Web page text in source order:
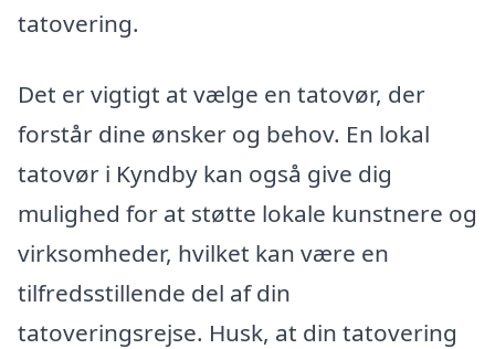
tatovering.
Det er vigtigt at vælge en tatovør, der
forstår dine ønsker og behov. En lokal
tatovør i Kyndby kan også give dig
mulighed for at støtte lokale kunstnere og
virksomheder, hvilket kan være en
tilfredsstillende del af din
tatoveringsrejse. Husk, at din tatovering